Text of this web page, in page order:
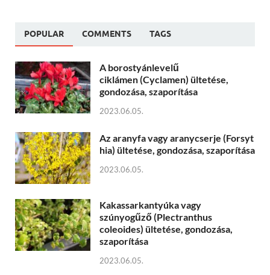
POPULAR COMMENTS TAGS
A borostyánlevelű
ciklámen (Cyclamen) ültetése,
gondozása, szaporítása
2023.06.05.
Az aranyfa vagy aranycserje (Forsyt
hia) ültetése, gondozása, szaporítása
2023.06.05.
Kakassarkantyúka vagy
szúnyogűző (Plectranthus
coleoides) ültetése, gondozása,
szaporítása
2023.06.05.